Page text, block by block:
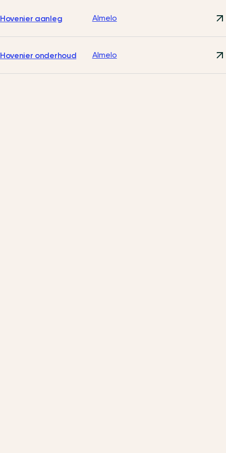
Hovenier aanleg Almelo
Hovenier onderhoud Almelo